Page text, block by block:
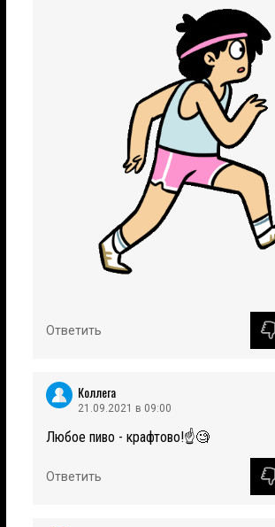
Ответить
Коллега
21.09.2021 в 09:00
Любое пиво - крафтово!☝️🧐
Ответить